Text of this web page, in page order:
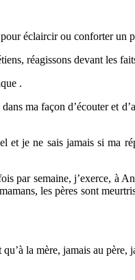
éclaircir ou conforter un
réagissons devant les
.
ma façon d’écouter et
et je ne sais jamais si ma
par semaine, j’exerce, à
les pères sont
la mère, jamais au père,